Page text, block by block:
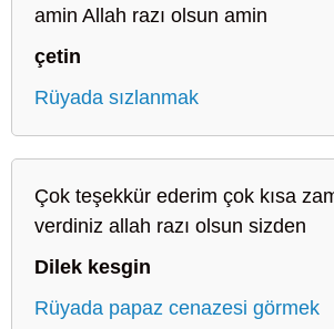
amin Allah razı olsun amin
çetin
Rüyada sızlanmak
Çok teşekkür ederim çok kısa
verdiniz allah razı olsun sizden
Dilek kesgin
Rüyada papaz cenazesi görmek